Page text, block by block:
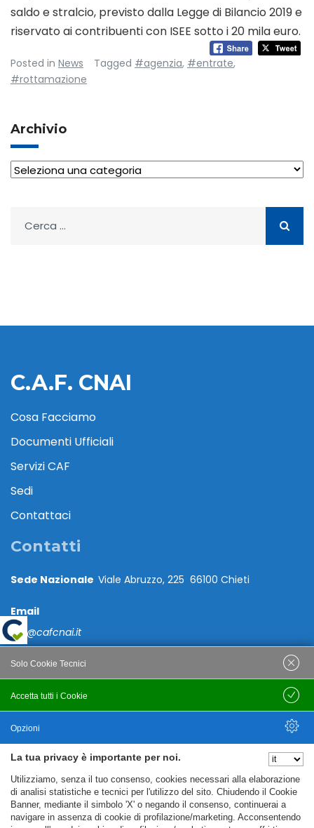
saldo e stralcio, previsto dalla Legge di Bilancio 2019 e
riservato ai contribuenti con ISEE sotto i 20 mila euro.
Posted in News Tagged #agenzia, #entrate,
#rottamazione
Archivio
Archivio
per:
C.A.F. CNAI
Cosa Facciamo
Documenti Ufficiali
Servizi CAF
Sedi
Contattaci
Contatti
Sede Nazionale Viale Abruzzo, 225 66100 Chieti
Email
caf@cafcnai.it
Posta Certificata
Tel. 0871 540063
PRIVACY
Note Legali
Policy
La tua privacy è importante per noi.
Utilizziamo, senza il tuo consenso, cookies necessari alla elaborazione
di analisi statistiche e tecnici per l'utilizzo del sito. Chiudendo il Cookie
Banner, mediante il simbolo 'X' o negando il consenso, continuerai a
navigare in assenza di cookie di profilazione/marketing. Acconsentendo
Accetta tutti i Cookie
Solo Cookie Tecnici
Salva
Opzioni
Nascondi Opzioni